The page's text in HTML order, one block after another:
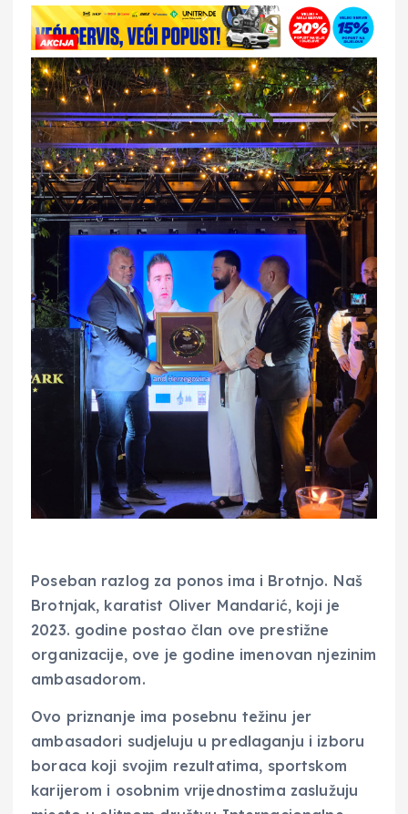
Poseban razlog za ponos ima i Brotnjo. Naš
Brotnjak, karatist Oliver Mandarić, koji je
2023. godine postao član ove prestižne
organizacije, ove je godine imenovan njezinim
ambasadorom.
Ovo priznanje ima posebnu težinu jer
ambasadori sudjeluju u predlaganju i izboru
boraca koji svojim rezultatima, sportskom
karijerom i osobnim vrijednostima zaslužuju